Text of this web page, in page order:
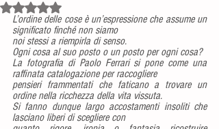
Valutazione NaN stelle su 5.
L’ordine delle cose è un’espressione che assume un
significato finché non siamo
noi stessi a riempirla di senso.
Ogni cosa al suo posto o un posto per ogni cosa?
La fotografia di Paolo Ferrari si pone come una
raffinata catalogazione per raccogliere
pensieri frammentati che faticano a trovare un
ordine nella ricchezza della vita vissuta.
Si fanno dunque largo accostamenti insoliti che
lasciano liberi di scegliere con